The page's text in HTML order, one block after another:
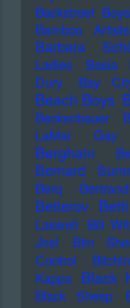
Backstreet Boys
Bamboo Artists
Barbara
Ladies
Basia
Dury
Bay
Beach Boys
Beckenbauer
LaMar Gay
Berghain
Bernard
Berq
Betterov
Laswell
Bill
Joel
Bim
Control
Kappa Black
Black Sheep